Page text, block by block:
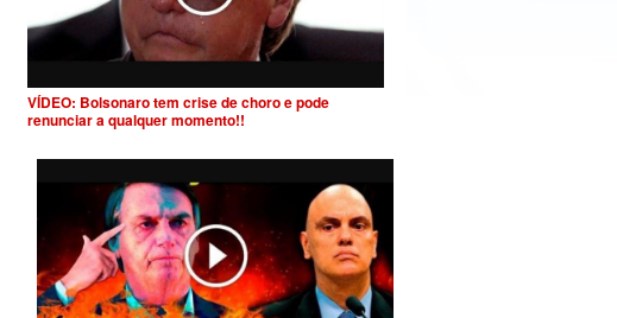
VÍDEO: Bolsonaro tem crise de choro e pode
renunciar a qualquer momento!!